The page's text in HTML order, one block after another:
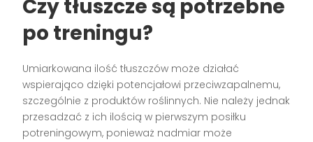
Czy tłuszcze są potrzebne
po treningu?
Umiarkowana ilość tłuszczów może działać
wspierająco dzięki potencjałowi przeciwzapalnemu,
szczególnie z produktów roślinnych. Nie należy jednak
przesadzać z ich ilością w pierwszym posiłku
potreningowym, ponieważ nadmiar może